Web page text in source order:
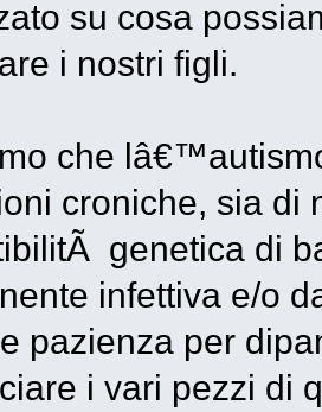
su cosa
i nostri figli.
che
croniche, sia di
genetica di
infettiva e/o
pazienza per
i vari pezzi di